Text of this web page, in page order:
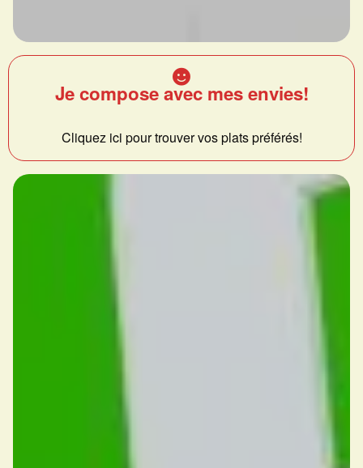
Je compose avec mes envies!
Cliquez ici pour trouver vos plats préférés!